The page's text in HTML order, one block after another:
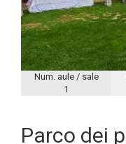
Num. aule / sale
1
Parco dei